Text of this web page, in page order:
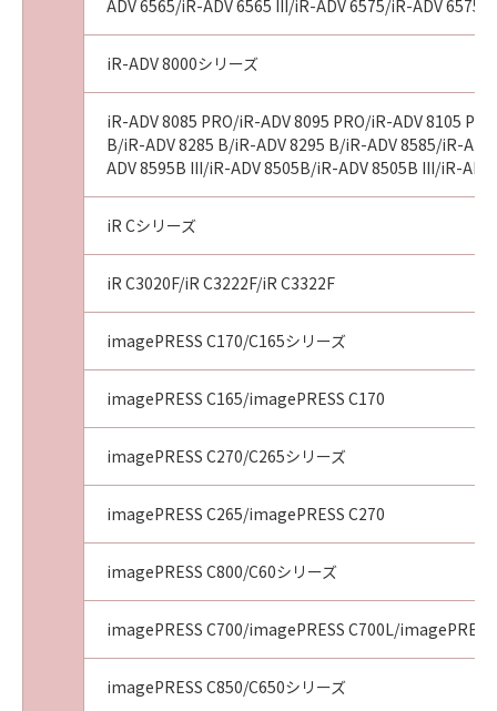
ADV 6565/iR-ADV 6565 III/iR-ADV 6575/iR-ADV 6575
iR-ADV 8000シリーズ
iR-ADV 8085 PRO/iR-ADV 8095 PRO/iR-ADV 8105
B/iR-ADV 8285 B/iR-ADV 8295 B/iR-ADV 8585/iR-
ADV 8595B III/iR-ADV 8505B/iR-ADV 8505B III/iR-
iR Cシリーズ
iR C3020F/iR C3222F/iR C3322F
imagePRESS C170/C165シリーズ
imagePRESS C165/imagePRESS C170
imagePRESS C270/C265シリーズ
imagePRESS C265/imagePRESS C270
imagePRESS C800/C60シリーズ
imagePRESS C700/imagePRESS C700L/
imagePRESS C850/C650シリーズ